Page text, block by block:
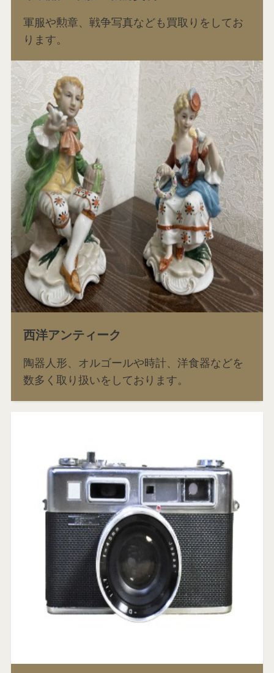
軍服や勲章、戦争写真なども買取りをしてお
ります。
西洋アンティーク
陶器人形、オルゴールや時計、洋食器などを
数多く取り扱いをしております。